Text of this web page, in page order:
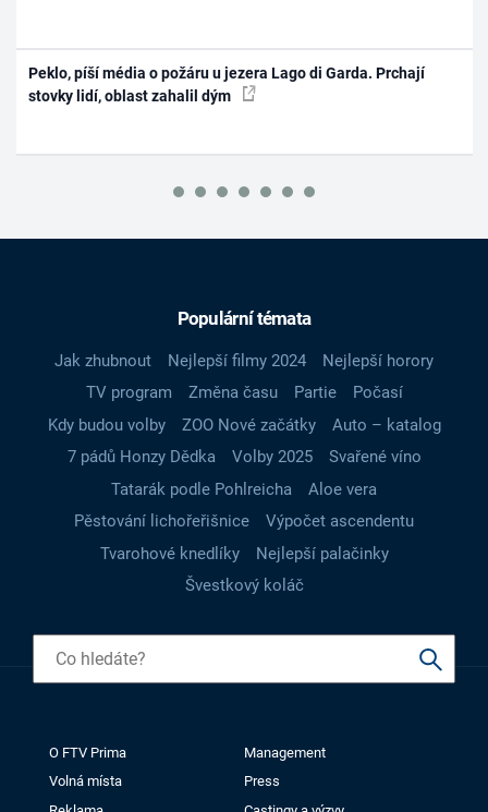
Peklo, píší média o požáru u jezera Lago di Garda. Prchají
stovky lidí, oblast zahalil dým
Populární témata
Jak zhubnout Nejlepší filmy 2024
Nejlepší horory
TV program
Změna času Partie
Počasí
Kdy budou volby
ZOO Nové začátky
Auto – katalog
7 pádů Honzy Dědka
Volby 2025
Svařené víno
Tatarák podle Pohlreicha
Aloe vera
Pěstování lichořeřišnice
Výpočet ascendentu
Tvarohové knedlíky
Nejlepší palačinky
Švestkový koláč
O FTV Prima
Management
Volná místa
Press